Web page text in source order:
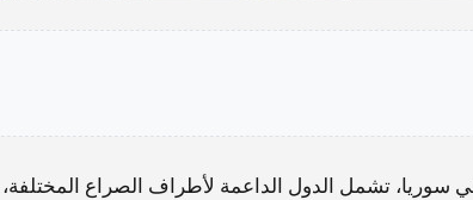
سوريا، تشمل الدول الداعمة لأطراف الصراع المختلفة،